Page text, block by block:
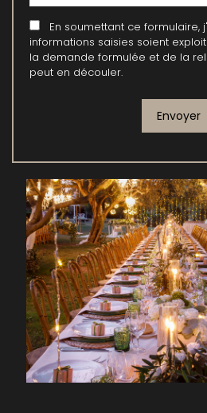
En soumettant ce formulaire,
informations saisies soient
la demande formulée et de la
peut en découler.